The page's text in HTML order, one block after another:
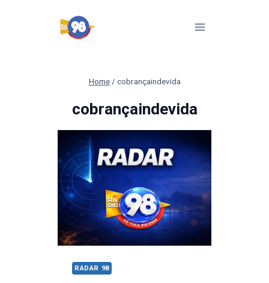
Home / cobrançaindevida
cobrançaindevida
RADAR 98